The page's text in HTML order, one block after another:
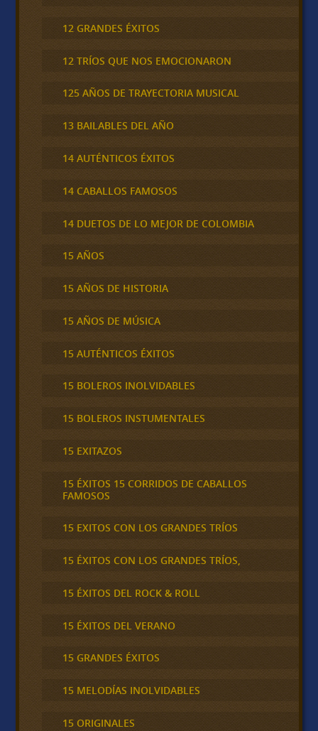
12 GRANDES ÉXITOS
12 TRÍOS QUE NOS EMOCIONARON
125 AÑOS DE TRAYECTORIA MUSICAL
13 BAILABLES DEL AÑO
14 AUTÉNTICOS ÉXITOS
14 CABALLOS FAMOSOS
14 DUETOS DE LO MEJOR DE COLOMBIA
15 AÑOS
15 AÑOS DE HISTORIA
15 AÑOS DE MÚSICA
15 AUTÉNTICOS ÉXITOS
15 BOLEROS INOLVIDABLES
15 BOLEROS INSTUMENTALES
15 EXITAZOS
15 ÉXITOS 15 CORRIDOS DE CABALLOS
FAMOSOS
15 EXITOS CON LOS GRANDES TRÍOS
15 ÉXITOS CON LOS GRANDES TRÍOS,
15 ÉXITOS DEL ROCK & ROLL
15 ÉXITOS DEL VERANO
15 GRANDES ÉXITOS
15 MELODÍAS INOLVIDABLES
15 ORIGINALES